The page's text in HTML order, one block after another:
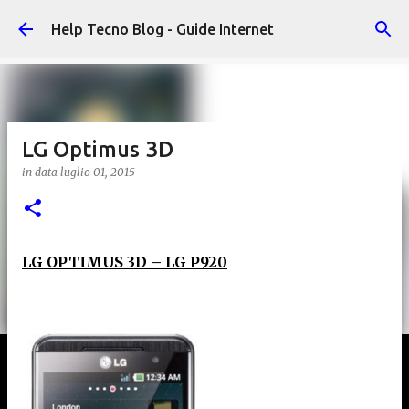
Passa ai contenuti principali
Help Tecno Blog - Guide Internet
LG Optimus 3D
in data luglio 01, 2015
LG OPTIMUS 3D – LG P920